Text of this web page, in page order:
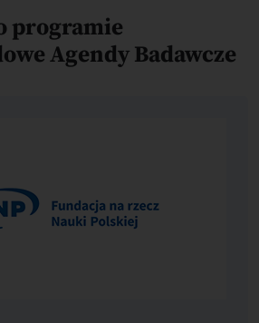
programie
Agendy Badawcze